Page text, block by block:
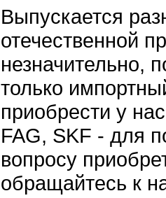
Выпускается
отечественной
незначительно,
только
приобрести у
FAG, SKF - для
вопросу
обращайтесь к